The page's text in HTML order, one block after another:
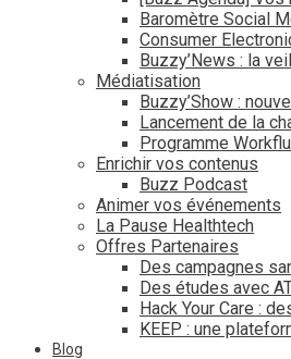
Baromètre Social
Consumer
Buzzy’News : la
Médiatisation
Buzzy’Show :
Lancement de la
Programme
Enrichir vos contenus
Buzz Podcast
Animer vos événements
La Pause Healthtech
Offres Partenaires
Des campagnes
Des études avec
Hack Your Care :
KEEP : une
Blog